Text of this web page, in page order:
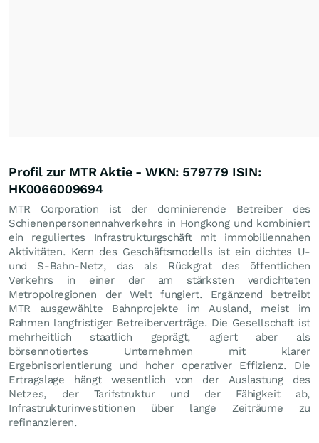
Profil zur MTR Aktie - WKN: 579779 ISIN:
HK0066009694
MTR Corporation ist der dominierende Betreiber des
Schienenpersonennahverkehrs in Hongkong und kombiniert
ein reguliertes Infrastrukturgschäft mit immobiliennahen
Aktivitäten. Kern des Geschäftsmodells ist ein dichtes U‑
und S‑Bahn-Netz, das als Rückgrat des öffentlichen
Verkehrs in einer der am stärksten verdichteten
Metropolregionen der Welt fungiert. Ergänzend betreibt
MTR ausgewählte Bahnprojekte im Ausland, meist im
Rahmen langfristiger Betreiberverträge. Die Gesellschaft ist
mehrheitlich staatlich geprägt, agiert aber als
börsennotiertes Unternehmen mit klarer
Ergebnisorientierung und hoher operativer Effizienz. Die
Ertragslage hängt wesentlich von der Auslastung des
Netzes, der Tarifstruktur und der Fähigkeit ab,
Infrastrukturinvestitionen über lange Zeiträume zu
refinanzieren.